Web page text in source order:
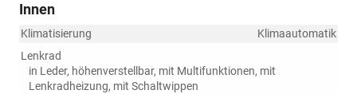
Innen
Klimatisierung
Klimaautomatik
Lenkrad
in Leder, höhenverstellbar, mit Multifunktionen, mit
Lenkradheizung, mit Schaltwippen